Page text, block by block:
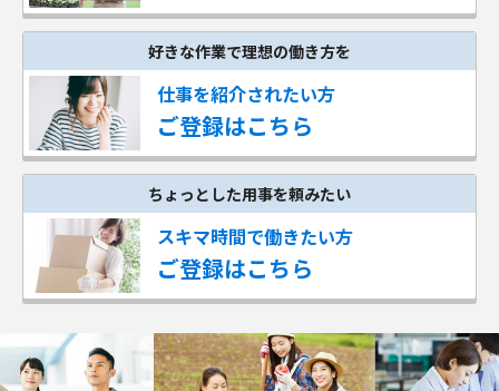
好きな作業で理想の働き方を
仕事を紹介されたい方
ご登録はこちら
ちょっとした用事を頼みたい
スキマ時間で働きたい方
ご登録はこちら